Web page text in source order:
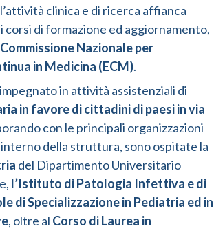
clinica e di ricerca affianca
corsi di formazione ed aggiornamento,
Nazionale per
in Medicina (ECM).
impegnato in attività assistenziali di
in favore di cittadini di paesi in via
con le principali organizzazioni
della struttura, sono ospitate la
del Dipartimento Universitario
l’Istituto di Patologia Infettiva e di
di Specializzazione in Pediatria ed in
, oltre al Corso di Laurea in